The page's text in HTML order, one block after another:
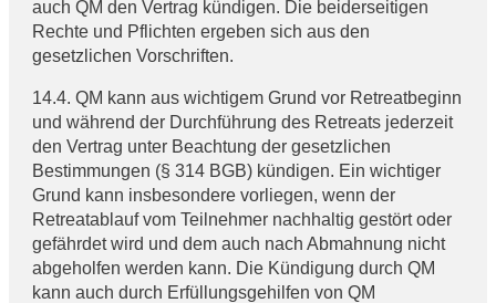
auch QM den Vertrag kündigen. Die beiderseitigen
Rechte und Pflichten ergeben sich aus den
gesetzlichen Vorschriften.
14.4. QM kann aus wichtigem Grund vor Retreatbeginn
und während der Durchführung des Retreats jederzeit
den Vertrag unter Beachtung der gesetzlichen
Bestimmungen (§ 314 BGB) kündigen. Ein wichtiger
Grund kann insbesondere vorliegen, wenn der
Retreatablauf vom Teilnehmer nachhaltig gestört oder
gefährdet wird und dem auch nach Abmahnung nicht
abgeholfen werden kann. Die Kündigung durch QM
kann auch durch Erfüllungsgehilfen von QM